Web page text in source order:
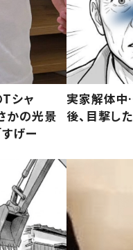
シャ
かの光景
げー
実家解体中
後、目撃し